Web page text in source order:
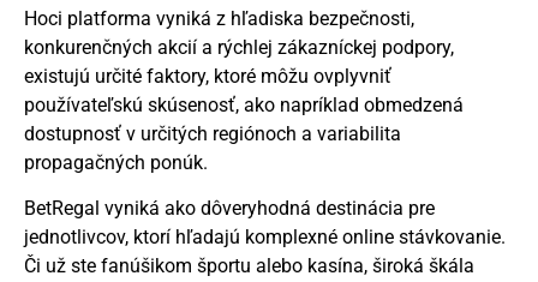
Hoci platforma vyniká z hľadiska bezpečnosti,
konkurenčných akcií a rýchlej zákazníckej podpory,
existujú určité faktory, ktoré môžu ovplyvniť
používateľskú skúsenosť, ako napríklad obmedzená
dostupnosť v určitých regiónoch a variabilita
propagačných ponúk.
BetRegal vyniká ako dôveryhodná destinácia pre
jednotlivcov, ktorí hľadajú komplexné online stávkovanie.
Či už ste fanúšikom športu alebo kasína, široká škála